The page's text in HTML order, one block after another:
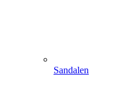
Sandalen